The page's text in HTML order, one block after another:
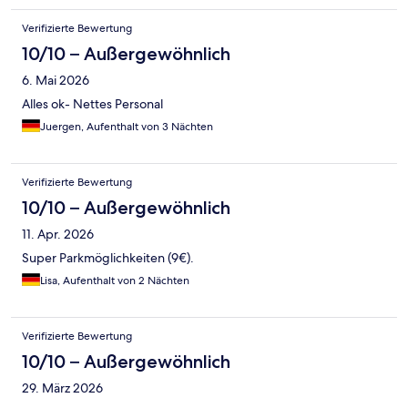
Verifizierte Bewertung
10/10 – Außergewöhnlich
6. Mai 2026
Alles ok- Nettes Personal
Juergen, Aufenthalt von 3 Nächten
Verifizierte Bewertung
10/10 – Außergewöhnlich
11. Apr. 2026
Super Parkmöglichkeiten (9€).
Lisa, Aufenthalt von 2 Nächten
Verifizierte Bewertung
10/10 – Außergewöhnlich
29. März 2026